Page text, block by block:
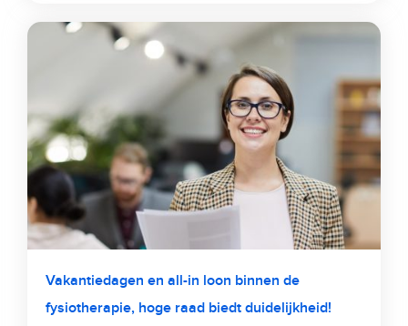
Vakantiedagen en all-in loon binnen de
fysiotherapie, hoge raad biedt duidelijkheid!